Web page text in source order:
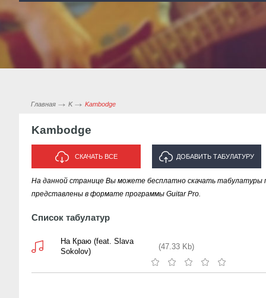
Главная K Kambodge
Kambodge
СКАЧАТЬ ВСЕ ДОБАВИТЬ ТАБУЛАТУРУ
ИСПОЛНИТЕЛЯ "KAMBODGE"
На данной странице Вы можете бесплатно скачать табулатуры
представлены в формате программы Guitar Pro.
Список табулатур
На Краю (feat. Slava
Sokolov)
(47.33 Kb)